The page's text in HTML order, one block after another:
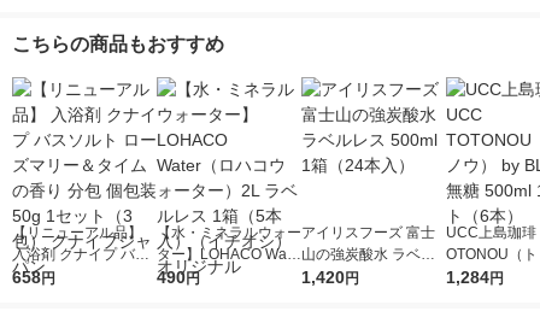
こちらの商品もおすすめ
【リニューアル品】
入浴剤 クナイプ バス
ソルト ローズマリー
658円
【水・ミネラルウォー
ター】LOHACO Wate
r（ロハコウォータ
490円
アイリスフーズ 富士
山の強炭酸水 ラベル
レス 500ml 1箱（24
1,420円
UCC上島珈琲
OTONOU（
ウ） by
1,284円